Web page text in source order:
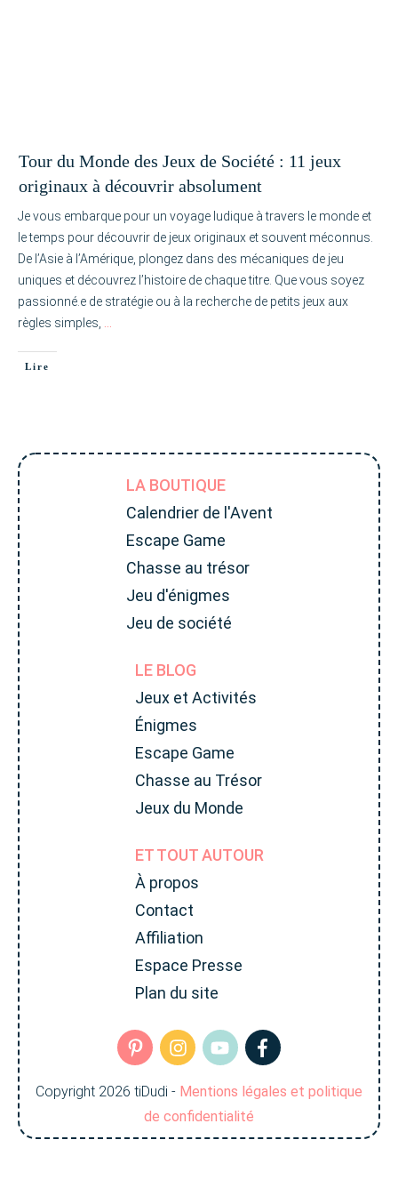
Tour du Monde des Jeux de Société : 11 jeux
originaux à découvrir absolument
Je vous embarque pour un voyage ludique à travers le monde et
le temps pour découvrir de jeux originaux et souvent méconnus.
De l’Asie à l’Amérique, plongez dans des mécaniques de jeu
uniques et découvrez l’histoire de chaque titre. Que vous soyez
passionné.e de stratégie ou à la recherche de petits jeux aux
règles simples,
Lire
LA BOUTIQUE
Calendrier de l'Avent
Escape Game
Chasse au trésor
Jeu d'énigmes
Jeu de société
LE BLOG
Jeux et Activités
Énigmes
Escape Game
Chasse au Trésor
Jeux du Monde
ET TOUT AUTOUR
À propos
Contact
Affiliation
Espace Presse
Plan du site
Copyright 2026 tiDudi - Mentions légales et politique
de confidentialité